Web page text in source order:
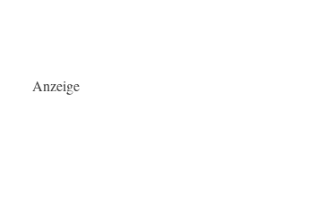
Anzeige